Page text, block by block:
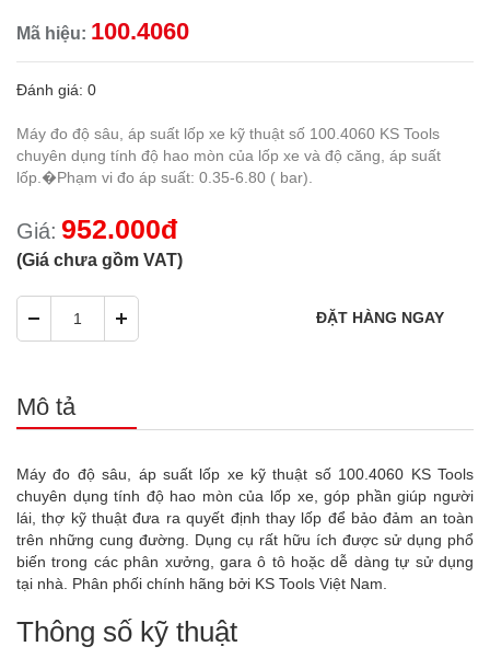
Mã hiệu: 100.4060
Đánh giá: 0
Máy đo độ sâu, áp suất lốp xe kỹ thuật số 100.4060 KS Tools
chuyên dụng tính độ hao mòn của lốp xe và độ căng, áp suất
lốp.�Phạm vi đo áp suất: 0.35-6.80 ( bar).
Giá: 952.000đ
(Giá chưa gồm VAT)
Mô tả
Máy đo độ sâu, áp suất lốp xe kỹ thuật số 100.4060 KS Tools
chuyên dụng tính độ hao mòn của lốp xe, góp phần giúp người
lái, thợ kỹ thuật đưa ra quyết định thay lốp để bảo đảm an toàn
trên những cung đường. Dụng cụ rất hữu ích được sử dụng phổ
biến trong các phân xưởng, gara ô tô hoặc dễ dàng tự sử dụng
tại nhà. Phân phối chính hãng bởi KS Tools Việt Nam.
Thông số kỹ thuật